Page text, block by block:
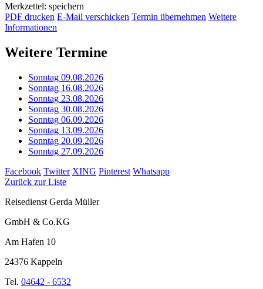
Merkzettel: speichern
PDF drucken E-Mail verschicken Termin übernehmen Weitere
Informationen
Weitere Termine
Sonntag 09.08.2026
Sonntag 16.08.2026
Sonntag 23.08.2026
Sonntag 30.08.2026
Sonntag 06.09.2026
Sonntag 13.09.2026
Sonntag 20.09.2026
Sonntag 27.09.2026
Facebook Twitter XING Pinterest Whatsapp
Zurück zur Liste
Reisedienst Gerda Müller
GmbH & Co.KG
Am Hafen 10
24376 Kappeln
Tel. 04642 - 6532